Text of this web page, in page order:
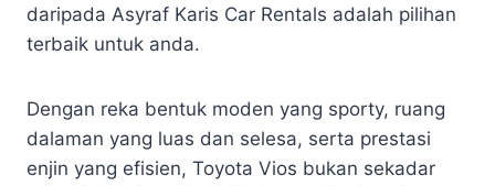
daripada Asyraf Karis Car Rentals adalah pilihan
terbaik untuk anda.
Dengan reka bentuk moden yang sporty, ruang
dalaman yang luas dan selesa, serta prestasi
enjin yang efisien, Toyota Vios bukan sekadar